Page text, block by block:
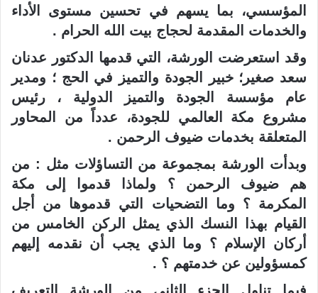
المؤسسي، بما يسهم في تحسين مستوى الأداء
والخدمات المقدمة لحجاج بيت الله الحرام .
وقد استعرضت الورشة، التي قدمها الدكتور عدنان
سعد صغير؛ خبير الجودة والتميز في الحج ؛ ومدير
عام مؤسسة الجودة والتميز الدولية ، رئيس
مشروع مكة العالمي للجودة، عدداً من المحاور
المتعلقة بخدمات ضيوف الرحمن .
وبدأت الورشة بمجموعة من التساؤلات مثل : من
هم ضيوف الرحمن ؟ ولماذا قدموا إلى مكة
المكرمة ؟ وما التضحيات التي قدموها من أجل
القيام بهذا النسك الذي يمثل الركن الخامس من
أركان الإسلام ؟ وما الذي يجب أن نقدمه إليهم
كمسؤولين عن خدمتهم ؟ .